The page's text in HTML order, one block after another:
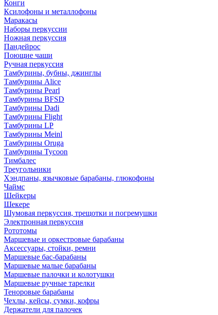
Конги
Ксилофоны и металлофоны
Маракасы
Наборы перкуссии
Ножная перкуссия
Пандейрос
Поющие чаши
Ручная перкуссия
Тамбурины, бубны, джинглы
Тамбурины Alice
Тамбурины Pearl
Тамбурины BFSD
Тамбурины Dadi
Тамбурины Flight
Тамбурины LP
Тамбурины Meinl
Тамбурины Oruga
Тамбурины Tycoon
Тимбалес
Треугольники
Хэндпаны, язычковые барабаны, глюкофоны
Чаймс
Шейкеры
Шекере
Шумовая перкуссия, трещотки и погремушки
Электронная перкуссия
Рототомы
Маршевые и оркестровые барабаны
Аксессуары, стойки, ремни
Маршевые бас-барабаны
Маршевые малые барабаны
Маршевые палочки и колотушки
Маршевые ручные тарелки
Теноровые барабаны
Чехлы, кейсы, сумки, кофры
Держатели для палочек